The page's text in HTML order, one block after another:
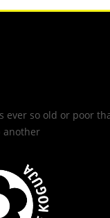
ever so old or poor
another